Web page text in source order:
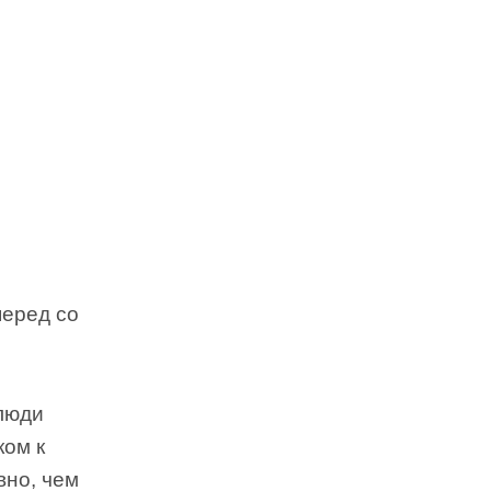
со
к
чем